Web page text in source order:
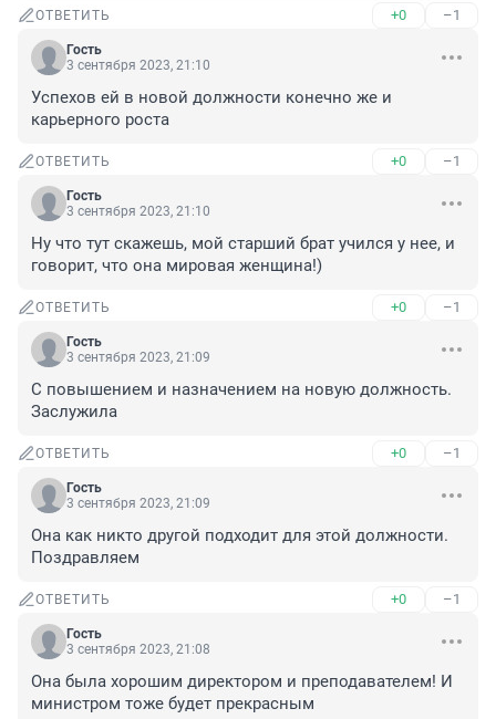
ОТВЕТИТЬ +0 –1
Гость
3 сентября 2023, 21:10
Успехов ей в новой должности конечно же и
карьерного роста
ОТВЕТИТЬ +0 –1
Гость
3 сентября 2023, 21:10
Ну что тут скажешь, мой старший брат учился у нее, и
говорит, что она мировая женщина!)
ОТВЕТИТЬ +0 –1
Гость
3 сентября 2023, 21:09
С повышением и назначением на новую должность.
Заслужила
ОТВЕТИТЬ +0 –1
Гость
3 сентября 2023, 21:09
Она как никто другой подходит для этой должности.
Поздравляем
ОТВЕТИТЬ +0 –1
Гость
3 сентября 2023, 21:08
Она была хорошим директором и преподавателем! И
министром тоже будет прекрасным